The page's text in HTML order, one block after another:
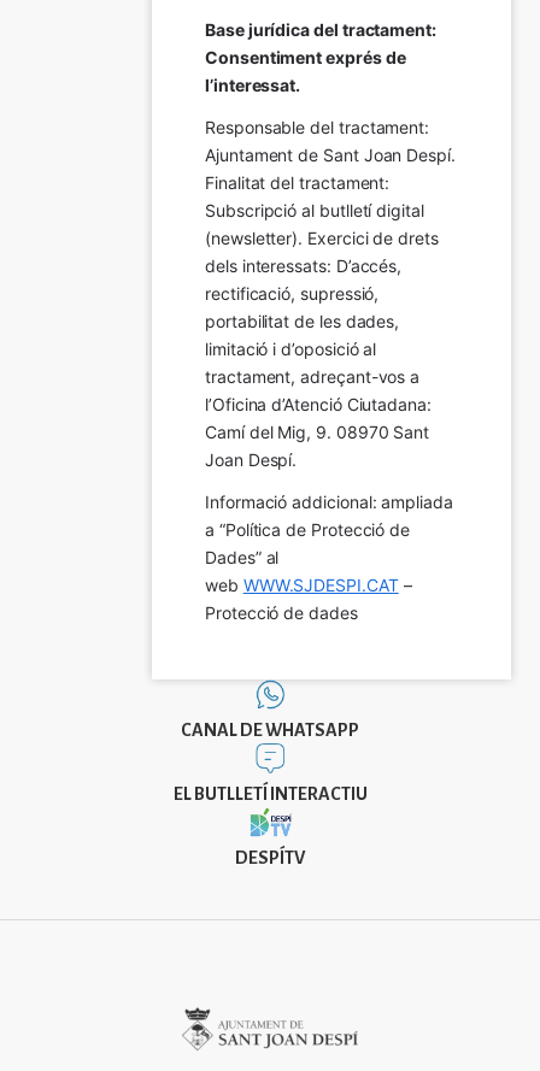
Base jurídica del tractament:
Consentiment exprés de
l’interessat.
Responsable del tractament:
Ajuntament de Sant Joan Despí.
Finalitat del tractament:
Subscripció al butlletí digital
(newsletter). Exercici de drets
dels interessats: D’accés,
rectificació, supressió,
portabilitat de les dades,
limitació i d’oposició al
tractament, adreçant-vos a
l’Oficina d’Atenció Ciutadana:
Camí del Mig, 9. 08970 Sant
Joan Despí.
Informació addicional: ampliada
a “Política de Protecció de
Dades” al
web WWW.SJDESPI.CAT –
Protecció de dades
CANAL DE WHATSAPP
EL BUTLLETÍ INTERACTIU
DESPÍTV